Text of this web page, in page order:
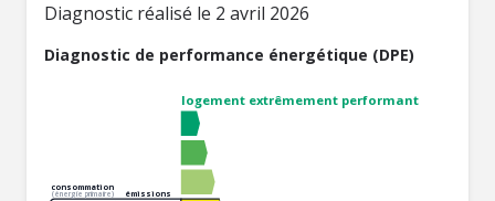
Diagnostic réalisé le 2 avril 2026
Diagnostic de performance énergétique (DPE)
logement extrêmement performant
consommation
(énergie primaire) émissions